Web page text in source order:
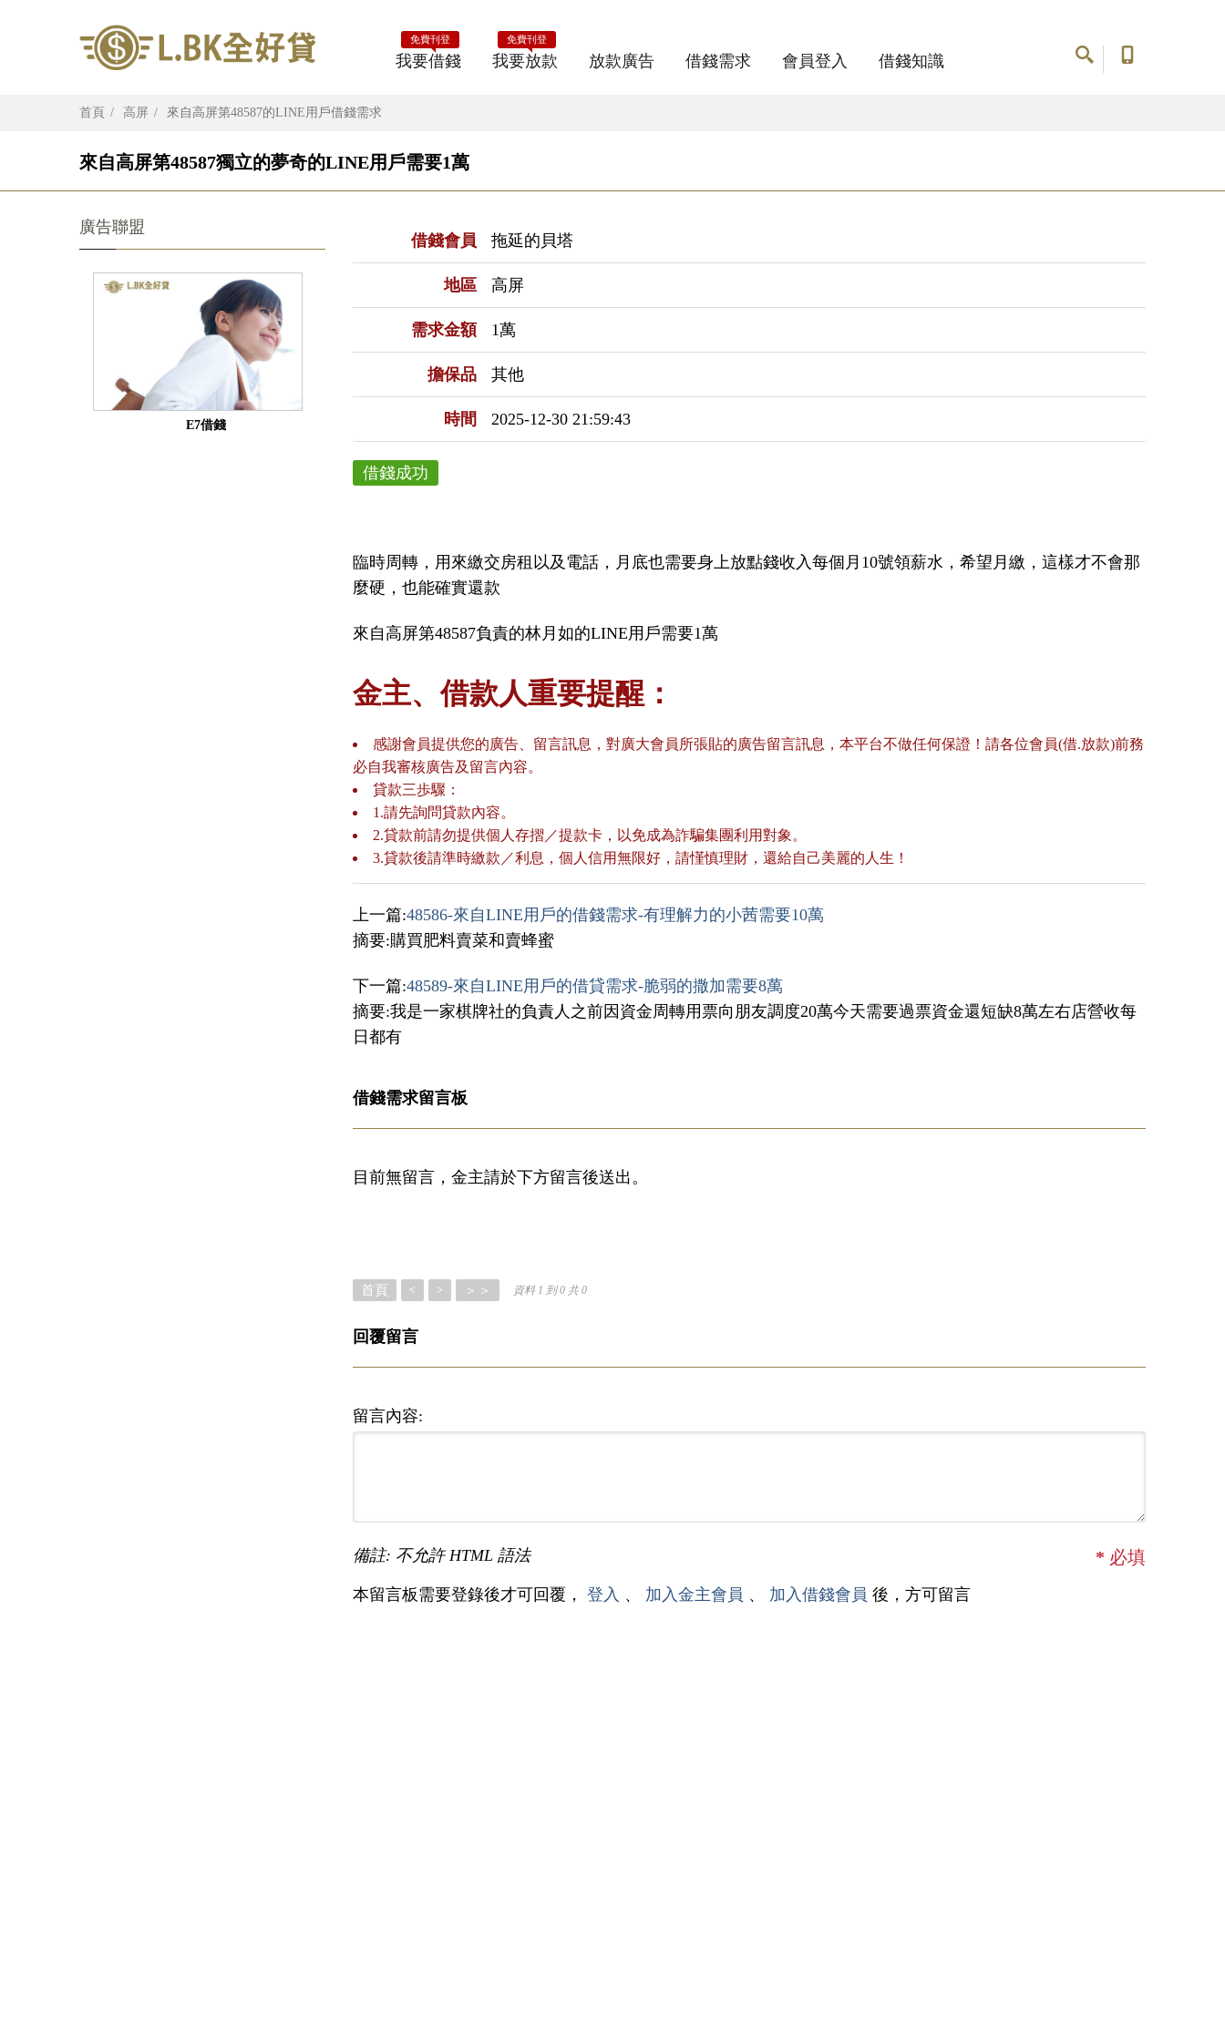
我要借錢
免費刊登
我要放款
免費刊登
放款廣告 借錢需求 會員登入 借錢知識
首頁 高屏 來自高屏第48587的LINE用戶借錢需求
來自高屏第48587獨立的夢奇的LINE用戶需要1萬
借錢會員 拖延的貝塔
地區 高屏
需求金額 1萬
擔保品 其他
時間 2025-12-30 21:59:43
借錢成功
臨時周轉，用來繳交房租以及電話，月底也需要身上放點錢收入每個月10號領薪水，希望月繳，這樣才不會那
麼硬，也能確實還款
來自高屏第48587負責的林月如的LINE用戶需要1萬
金主、借款人重要提醒：
感謝會員提供您的廣告、留言訊息，對廣大會員所張貼的廣告留言訊息，本平台不做任何保證！請各位會員(借.放款)前務
必自我審核廣告及留言內容。
貸款三歩驟：
1.請先詢問貸款內容。
2.貸款前請勿提供個人存摺／提款卡，以免成為詐騙集團利用對象。
3.貸款後請準時繳款／利息，個人信用無限好，請慬慎理財，還給自己美麗的人生！
上一篇:48586-來自LINE用戶的借錢需求-有理解力的小茜需要10萬
摘要:購買肥料賣菜和賣蜂蜜
下一篇:48589-來自LINE用戶的借貸需求-脆弱的撒加需要8萬
摘要:我是一家棋牌社的負責人之前因資金周轉用票向朋友調度20萬今天需要過票資金還短缺8萬左右店營收每
日都有
借錢需求留言板
目前無留言，金主請於下方留言後送出。
首頁 < > ＞＞ 資料 1 到 0 共 0
回覆留言
留言內容:
備註: 不允許 HTML 語法 * 必填
本留言板需要登錄後才可回覆， 登入 、 加入金主會員 、 加入借錢會員 後，方可留言
廣告聯盟
E7借錢